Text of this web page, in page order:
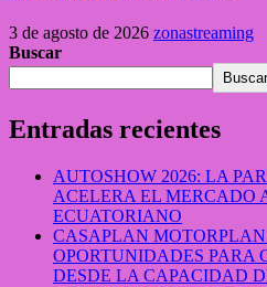
3 de agosto de 2026 zonastreaming
Buscar
Entradas recientes
AUTOSHOW 2026: LA
ACELERA EL MERCADO
ECUATORIANO
CASAPLAN
OPORTUNIDADES PARA
DESDE LA CAPACIDAD